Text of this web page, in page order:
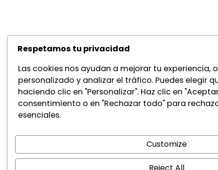
Respetamos tu privacidad
Las cookies nos ayudan a mejorar tu experiencia,
personalizado y analizar el tráfico. Puedes elegir
haciendo clic en "Personalizar". Haz clic en
consentimiento o en "Rechazar todo" para
esenciales.
Customize
Reject All